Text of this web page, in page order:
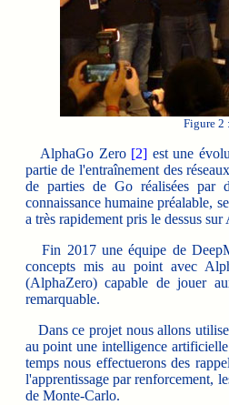
Figure 2
AlphaGo Zero [2] est une
partie de l'entraînement des
de parties de Go réalisées par
connaissance humaine préalable,
a très rapidement pris le dessus
Fin 2017 une équipe de
concepts mis au point avec
(AlphaZero) capable de jouer
remarquable.
Dans ce projet nous allons
au point une intelligence
temps nous effectuerons des
l'apprentissage par renforcement,
de Monte-Carlo.